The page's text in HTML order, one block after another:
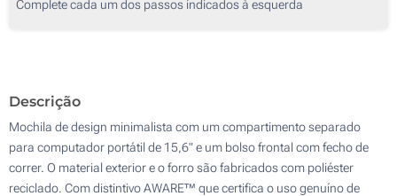
Sem impressão
Outra :
Complete cada um dos passos indicados à esquerda
Descrição
Mochila de design minimalista com um compartimento separado
para computador portátil de 15,6" e um bolso frontal com fecho de
correr. O material exterior e o forro são fabricados com poliéster
reciclado. Com distintivo AWARE™ que certifica o uso genuíno de